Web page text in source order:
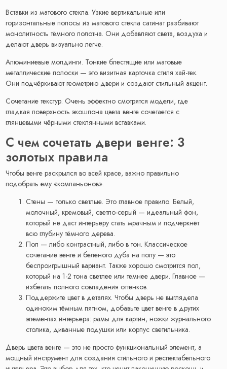
Вставки из матового стекла. Узкие вертикальные или
горизонтальные полосы из матового стекла сатинат разбивают
монолитность тёмного полотна. Они добавляют света, воздуха и
делают дверь визуально легче.
Алюминиевые молдинги. Тонкие блестящие или матовые
металлические полоски — это визитная карточка стиля хай-тек.
Они подчёркивают геометрию двери и создают стильный акцент.
Сочетание текстур. Очень эффектно смотрятся модели, где
гладкая поверхность экошпона цвета венге сочетается с
глянцевыми чёрными стеклянными вставками.
С чем сочетать двери венге: 3
золотых правила
Чтобы венге раскрылся во всей красе, важно правильно
подобрать ему «компаньонов».
Стены — только светлые. Это главное правило. Белый,
молочный, кремовый, светло-серый — идеальный фон,
который не даст интерьеру стать мрачным и подчеркнёт
всю глубину тёмного дерева.
Пол — либо контрастный, либо в тон. Классическое
сочетание венге и беленого дуба на полу — это
беспроигрышный вариант. Также хорошо смотрится пол,
который на 1-2 тона светлее или темнее двери. Главное —
избегать полного совпадения оттенков.
Поддержите цвет в деталях. Чтобы дверь не выглядела
одиноким тёмным пятном, добавьте цвет венге в других
элементах интерьера: рамы для картин, ножки журнального
столика, диванные подушки или корпус светильника.
Дверь цвета венге — это не просто функциональный элемент, а
мощный инструмент для создания стильного и респектабельного